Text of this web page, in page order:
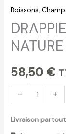
Boissons,
NATURE
58,50 €
- +
Livraison